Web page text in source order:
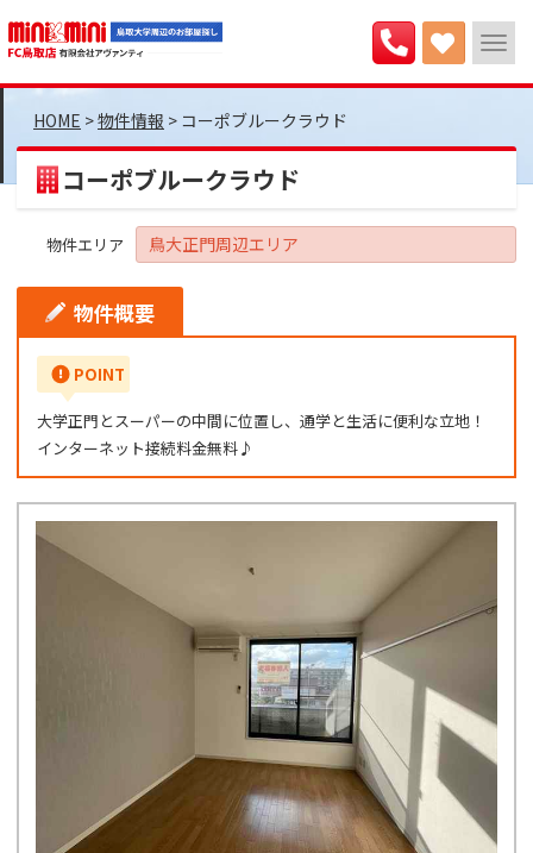
>物件情報 > コーポブルークラウド
コーポブルークラウド
物件エリア 鳥大正門周辺エリア
物件概要
POINT
大学正門とスーパーの中間に位置し、通学と生活に便利な立地！
インターネット接続料金無料♪